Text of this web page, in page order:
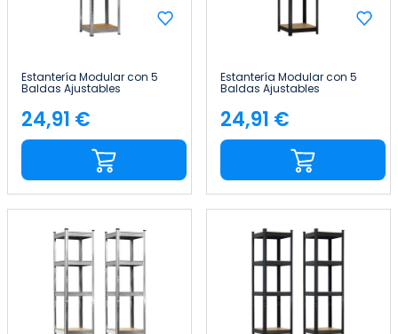
Estantería Modular con 5
Baldas Ajustables
180x40x40cm 175Kg Thinia
Home
Precio
24,91 €
Estantería Modular con 5
Baldas Ajustables
180x40x40cm 175Kg Thinia
Home
Precio
24,91 €